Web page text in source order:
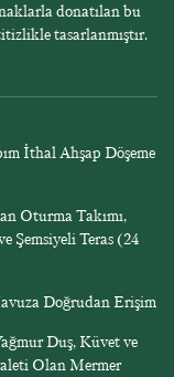
donatılan bu
tasarlanmıştır.
İthal Ahşap Döşeme
Oturma Takımı,
Şemsiyeli Teras (24
Doğrudan Erişim
Duş, Küvet ve
Olan Mermer